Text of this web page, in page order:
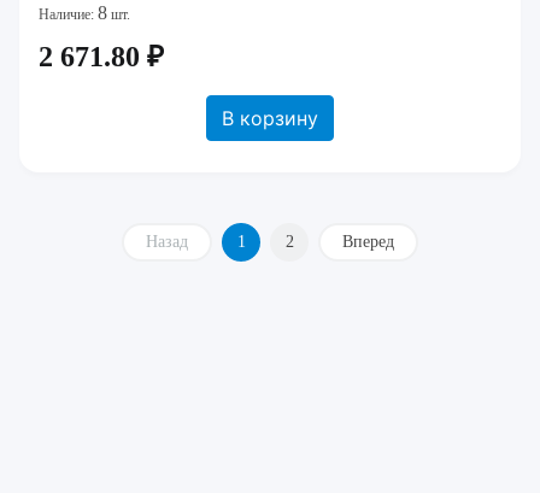
Наличие: 8 шт.
2 671.80 ₽
В корзину
Назад 1 2 Вперед